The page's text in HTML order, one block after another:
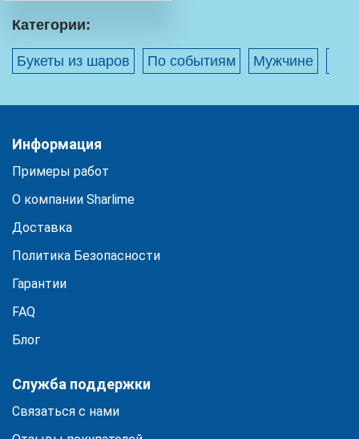
Категории:
Букеты из шаров По событиям Мужчине
Информация
Примеры работ
О компании Sharlime
Доставка
Политика Безопасности
Гарантии
FAQ
Блог
Служба поддержки
Связаться с нами